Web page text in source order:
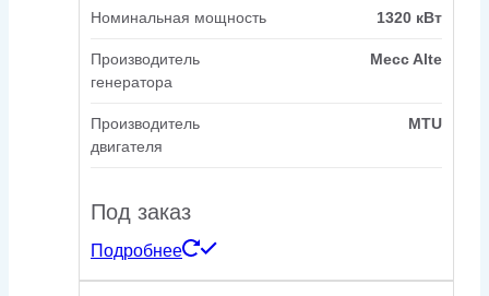
Номинальная мощность 1320 кВт
Производитель
генератора
Mecc Alte
Производитель
двигателя
MTU
Под заказ
Подробнее